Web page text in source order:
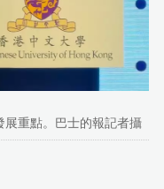
重點。巴士的報記者攝